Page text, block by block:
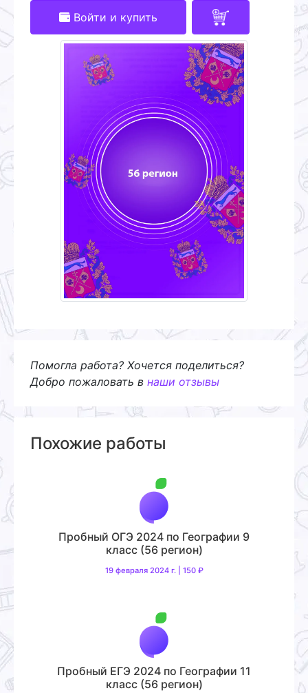
Войти и купить
Помогла работа? Хочется поделиться?
Добро пожаловать в наши отзывы
Похожие работы
Пробный ОГЭ 2024 по Географии 9
класс (56 регион)
19 февраля 2024 г. | 150 ₽
Пробный ЕГЭ 2024 по Географии 11
класс (56 регион)